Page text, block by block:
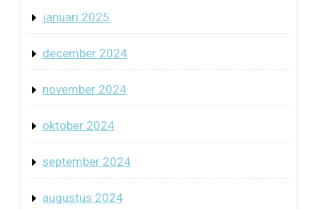
januari 2025
december 2024
november 2024
oktober 2024
september 2024
augustus 2024